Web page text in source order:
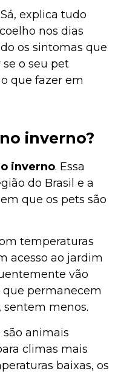
explica tudo
nos dias
os sintomas que
o seu pet
que fazer em
inverno?
inverno. Essa
do Brasil e a
que os pets são
temperaturas
acesso ao jardim
vão
que permanecem
sentem menos.
são animais
climas mais
baixas, os